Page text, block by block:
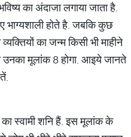
का अंदाजा लगाया जाता है.
होते है. जबकि कुछ
का जन्म किसी भी माहीने
उनका मूलांक 8 होगा. आइये जानते
स्वामी शनि हैं. इस मूलांक के